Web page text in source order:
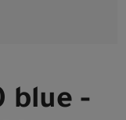
blue -